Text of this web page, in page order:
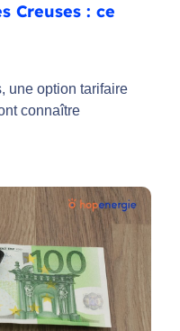
Creuses : ce
une option tarifaire
connaître